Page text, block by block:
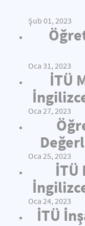
Şub 01, 2023
Oca 31, 2023
İTÜ
Oca 27, 2023
Oca 25, 2023
İTÜ
Oca 24, 2023
İTÜ